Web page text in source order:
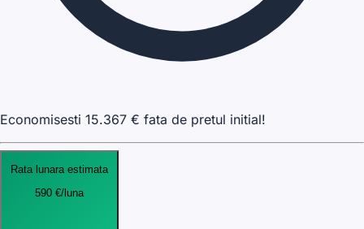
Economisesti 15.367 € fata de pretul initial!
Rata lunara estimata
590 €/luna